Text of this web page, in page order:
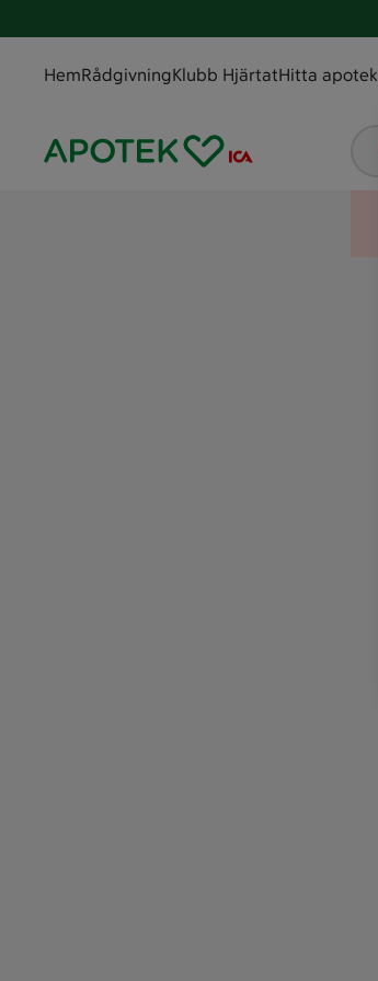
HemRådgivningKlubb HjärtatHitta apotek